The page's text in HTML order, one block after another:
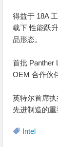
得益于 18A
载下 性能跃
品形态。
首批 Panther
OEM 合作伙
英特尔首席
先进制造的
Intel